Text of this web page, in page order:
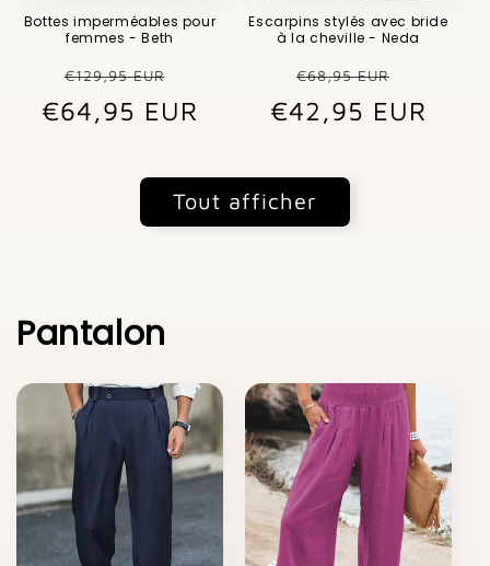
Bottes imperméables pour
femmes - Beth
Prix
habituel
€129,95 EUR
promotionnel
€64,95 EUR
Escarpins stylés avec bride
à la cheville - Neda
Prix
habituel
€68,95 EUR
€42,95 EUR
Tout afficher
Pantalon